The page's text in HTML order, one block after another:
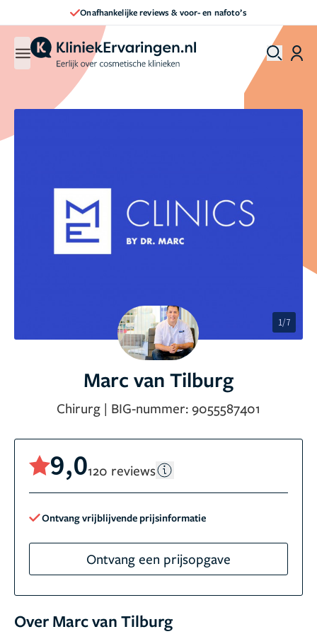
voor- en nafoto’s Direct een afspraak
1/7
Marc van Tilburg
Chirurg | BIG-nummer: 9055587401
9,0120 reviews
Ontvang vrijblijvende prijsinformatie
Ontvang een prijsopgave
Over Marc van Tilburg